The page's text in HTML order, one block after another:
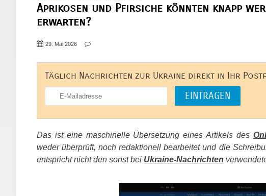
Aprikosen und Pfirsiche könnten knapp
erwarten?
29. Mai 2026
Täglich Nachrichten zur Ukraine direkt in Ihr
Das ist eine maschinelle Übersetzung eines Artikels des
weder überprüft, noch redaktionell bearbeitet und die
entspricht nicht den sonst bei Ukraine-Nachrichten